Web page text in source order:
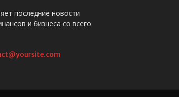
последние новости
и бизнеса со всего